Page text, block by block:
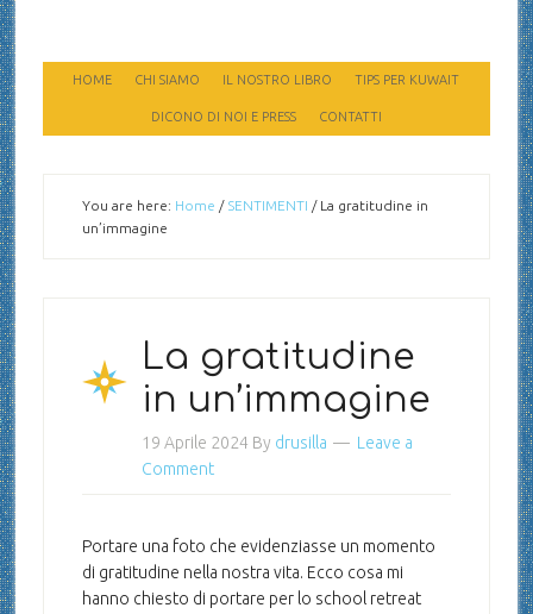
HOME CHI SIAMO IL NOSTRO LIBRO TIPS PER KUWAIT
DICONO DI NOI E PRESS CONTATTI
You are here: Home / SENTIMENTI /La gratitudine in
un’immagine
La gratitudine
in un’immagine
19 Aprile 2024 By drusilla
Leave a
Comment
Portare una foto che evidenziasse un momento
di gratitudine nella nostra vita. Ecco cosa mi
hanno chiesto di portare per lo school retreat